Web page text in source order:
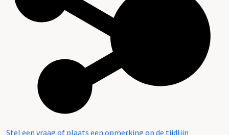
Stel een vraag of plaats een opmerking op de tijdlijn